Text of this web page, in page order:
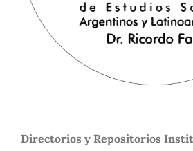
Directorios y Repositorios